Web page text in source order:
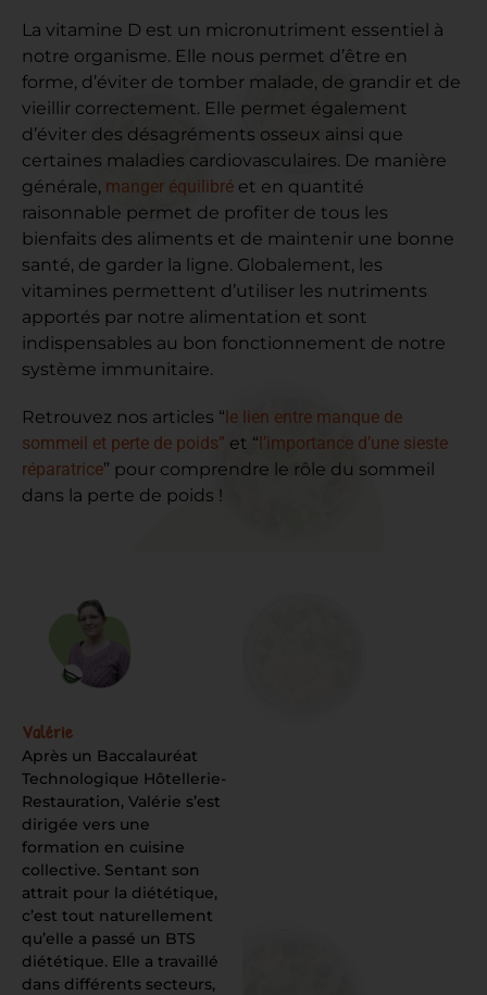
La vitamine D est un micronutriment essentiel à
notre organisme. Elle nous permet d’être en
forme, d’éviter de tomber malade, de grandir et de
vieillir correctement. Elle permet également
d’éviter des désagréments osseux ainsi que
certaines maladies cardiovasculaires. De manière
générale, manger équilibré et en quantité
raisonnable permet de profiter de tous les
bienfaits des aliments et de maintenir une bonne
santé, de garder la ligne. Globalement, les
vitamines permettent d’utiliser les nutriments
apportés par notre alimentation et sont
indispensables au bon fonctionnement de notre
système immunitaire.
Retrouvez nos articles “le lien entre manque de
sommeil et perte de poids” et “l’importance d’une sieste
réparatrice” pour comprendre le rôle du sommeil
dans la perte de poids !
Valérie
Après un Baccalauréat
Technologique Hôtellerie-
Restauration, Valérie s’est
dirigée vers une
formation en cuisine
collective. Sentant son
attrait pour la diététique,
c’est tout naturellement
qu’elle a passé un BTS
diététique. Elle a travaillé
dans différents secteurs,